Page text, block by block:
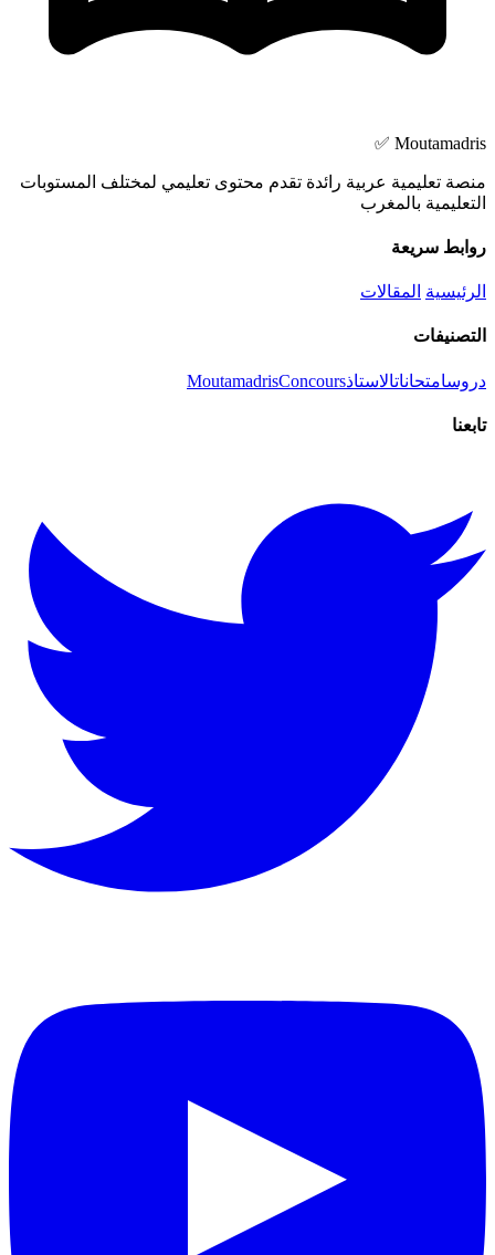
Moutamadris ✅
منصة تعليمية عربية رائدة تقدم محتوى تعليمي لمختلف المستوبات
التعليمية بالمغرب
روابط سريعة
الرئيسية المقالات
التصنيفات
دروسامتحاناتالاستاذ MoutamadrisConcours
تابعنا